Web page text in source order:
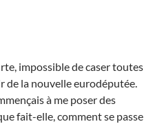
impossible de caser toutes
de la nouvelle eurodéputée.
à me poser des
fait-elle, comment se passe